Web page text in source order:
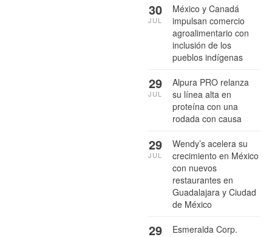
México y Canadá
impulsan comercio
agroalimentario con
inclusión de los
pueblos indígenas
30
JUL
Alpura PRO relanza
su línea alta en
proteína con una
rodada con causa
29
JUL
Wendy’s acelera su
crecimiento en México
con nuevos
restaurantes en
Guadalajara y Ciudad
de México
29
JUL
Esmeralda Corp.
29